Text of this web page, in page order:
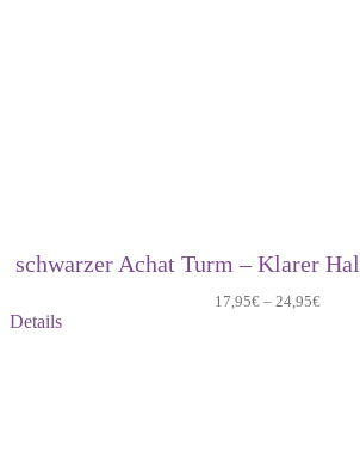
schwarzer Achat Turm – Klarer
17,95€– 24,95€
Details